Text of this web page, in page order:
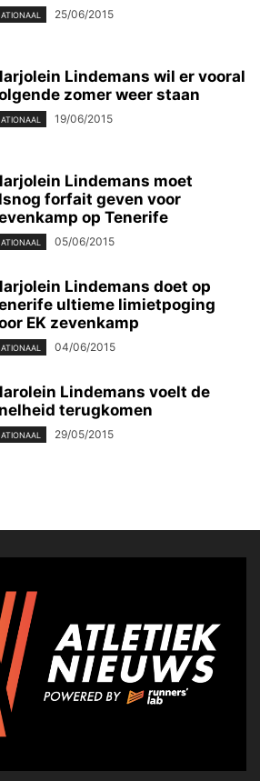
25/06/2015
Lindemans wil er vooral
zomer weer staan
19/06/2015
Lindemans moet
forfait geven voor
op Tenerife
05/06/2015
Lindemans doet op
ultieme limietpoging
EK zevenkamp
04/06/2015
Lindemans voelt de
terugkomen
29/05/2015